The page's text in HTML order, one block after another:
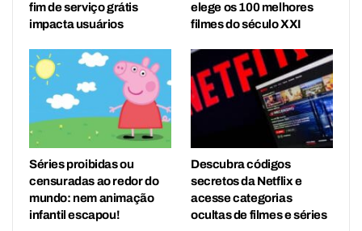
fim de serviço grátis
impacta usuários
elege os 100 melhores
filmes do século XXI
Séries proibidas ou
censuradas ao redor do
mundo: nem animação
infantil escapou!
Descubra códigos
secretos da Netflix e
acesse categorias
ocultas de filmes e séries